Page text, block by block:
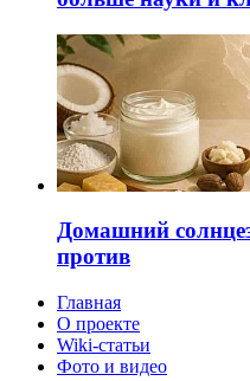
Домашний
против
Главная
О проекте
Wiki-статьи
Фото и видео